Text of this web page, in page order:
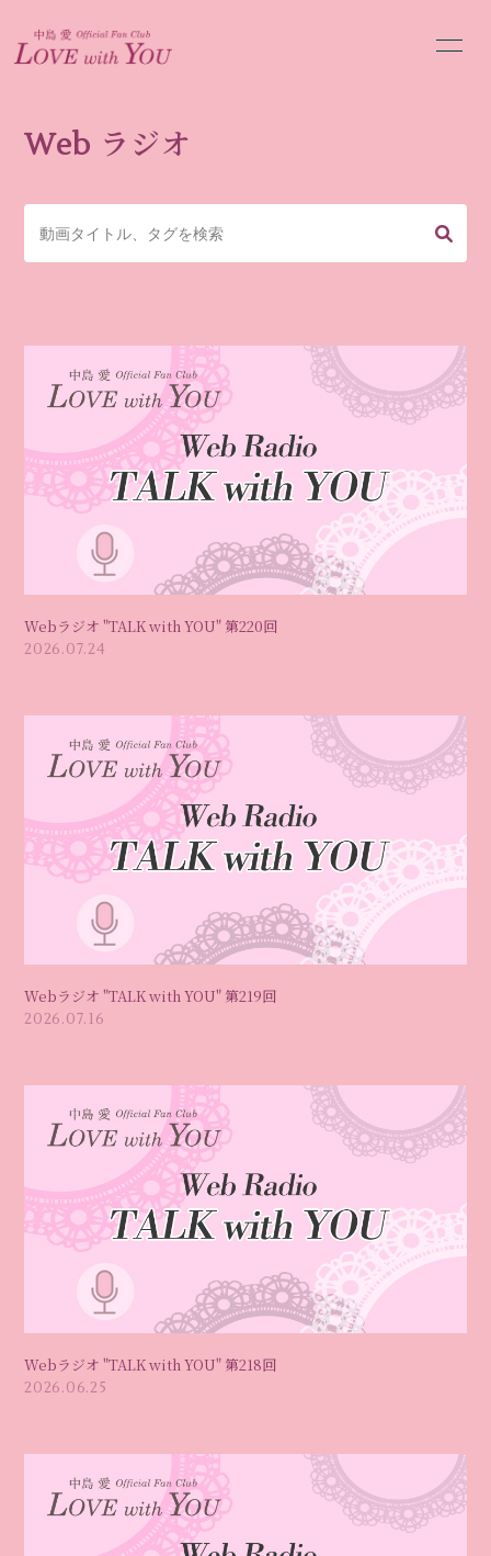
Web ラジオ
MOVIE
BLOG
Gallery
Message
会員登録 ログイン
Web ラジオ
Webラジオ "TALK with YOU" 第220回
2026.07.24
Webラジオ "TALK with YOU" 第219回
2026.07.16
Webラジオ "TALK with YOU" 第218回
2026.06.25